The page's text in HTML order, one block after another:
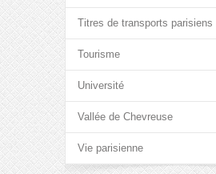
Titres de transports parisiens
Tourisme
Université
Vallée de Chevreuse
Vie parisienne